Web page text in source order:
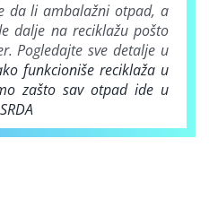
da li ambalažni otpad, a
dalje na reciklažu pošto
Pogledajte sve detalje u
funkcioniše reciklaža u
zašto sav otpad ide u